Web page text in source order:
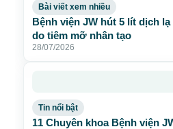
Bài viết xem nhiều
Bệnh viện JW hút 5 lít dịch
do tiêm mỡ nhân tạo
28/07/2026
Tin nổi bật
11 Chuyên khoa Bệnh viện